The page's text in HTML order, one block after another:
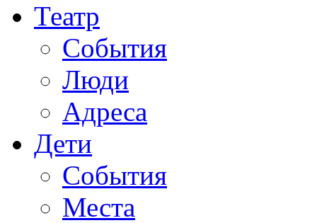
Театр
События
Люди
Адреса
Дети
События
Места